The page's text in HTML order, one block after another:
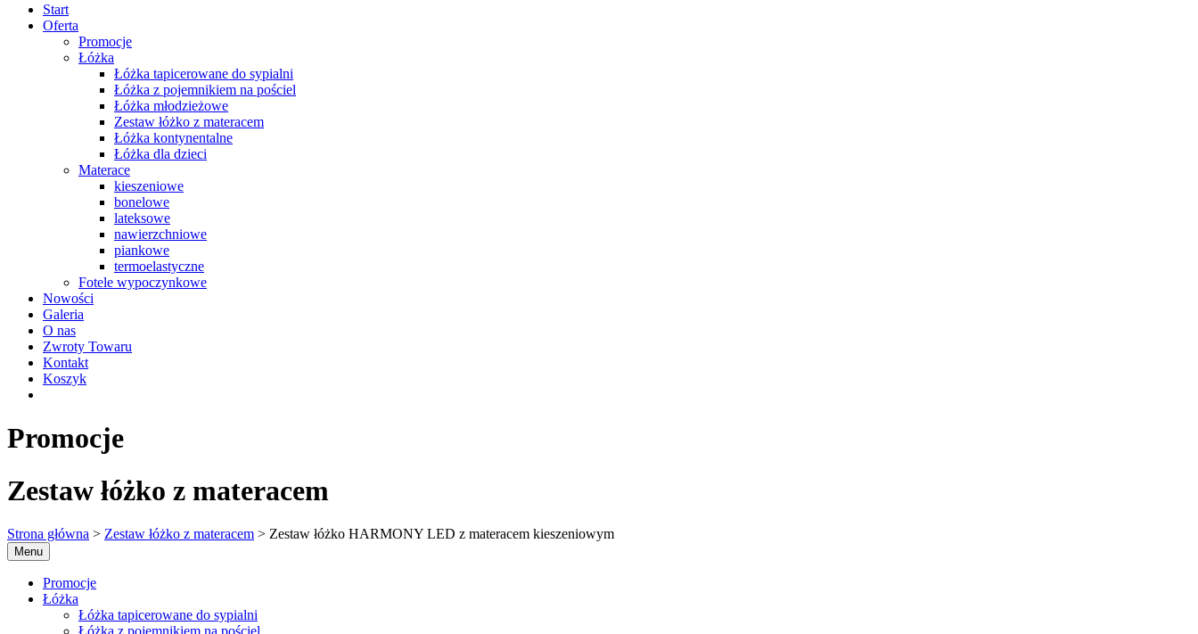
Start
Oferta
Promocje
Łóżka
Łóżka tapicerowane do sypialni
Łóżka z pojemnikiem na pościel
Łóżka młodzieżowe
Zestaw łóżko z materacem
Łóżka kontynentalne
Łóżka dla dzieci
Materace
kieszeniowe
bonelowe
lateksowe
nawierzchniowe
piankowe
termoelastyczne
Fotele wypoczynkowe
Nowości
Galeria
O nas
Zwroty Towaru
Kontakt
Koszyk
Promocje
Zestaw łóżko z materacem
Strona główna > Zestaw łóżko z materacem > Zestaw łóżko HARMONY LED z materacem kieszeniowym
Menu
Promocje
Łóżka
Łóżka tapicerowane do sypialni